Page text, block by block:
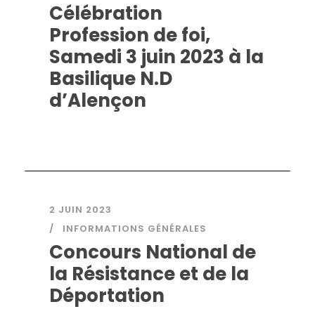
Célébration
Profession de foi,
Samedi 3 juin 2023 à la
Basilique N.D
d’Alençon
2 JUIN 2023
INFORMATIONS GÉNÉRALES
Concours National de
la Résistance et de la
Déportation